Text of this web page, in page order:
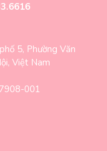
5, Phường Văn
Việt Nam
001